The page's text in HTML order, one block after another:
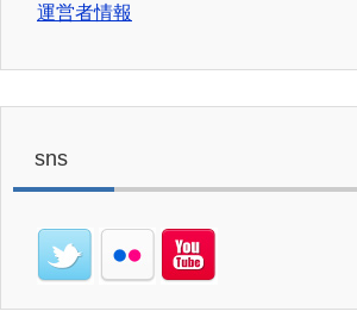
運営者情報
sns